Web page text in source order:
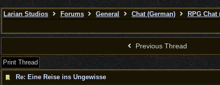
Larian Studios Forums General Chat (German) RPG Chat
Previous Thread
Print Thread
Re: Eine Reise ins Ungewisse